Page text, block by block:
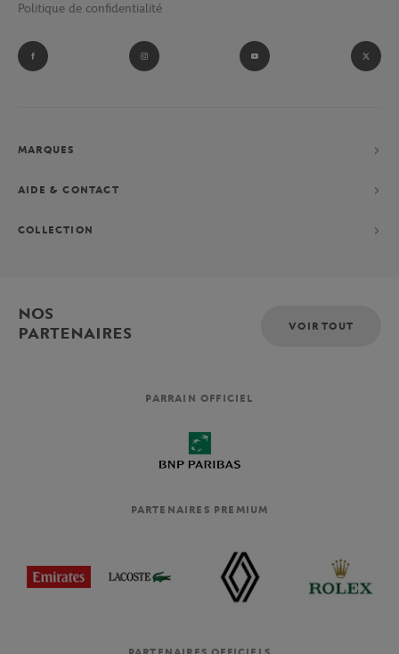
Politique de confidentialité
MARQUES
AIDE & CONTACT
COLLECTION
NOS
PARTENAIRES
VOIR TOUT
PARRAIN OFFICIEL
PARTENAIRES PREMIUM